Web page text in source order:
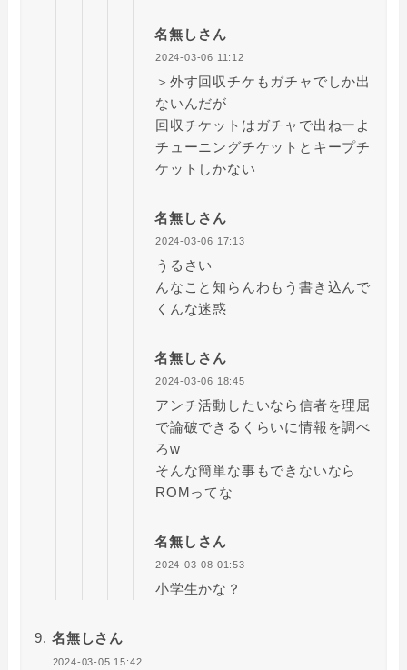
名無しさん
2024-03-06 11:12
＞外す回収チケもガチャでしか出
ないんだが
回収チケットはガチャで出ねーよ
チューニングチケットとキープチ
ケットしかない
名無しさん
2024-03-06 17:13
うるさい
んなこと知らんわもう書き込んで
くんな迷惑
名無しさん
2024-03-06 18:45
アンチ活動したいなら信者を理屈
で論破できるくらいに情報を調べ
ろw
そんな簡単な事もできないなら
ROMってな
名無しさん
2024-03-08 01:53
小学生かな？
名無しさん
2024-03-05 15:42